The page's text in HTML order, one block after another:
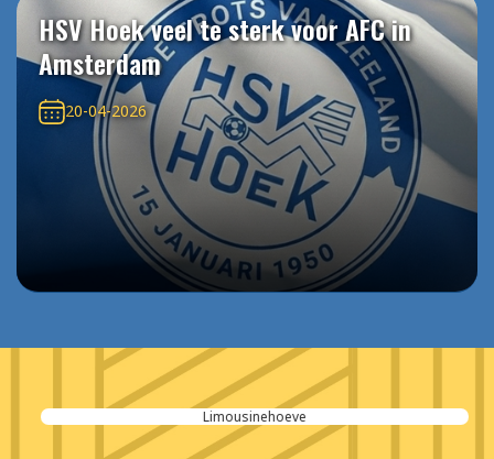
HSV Hoek veel te sterk voor AFC in
Amsterdam
20-04-2026
Limousinehoeve